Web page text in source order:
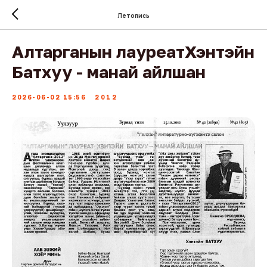
Летопись
Алтарганын лауреатХэнтэйн
Батхуу - манай айлшан
2026-06-02 15:56 2012